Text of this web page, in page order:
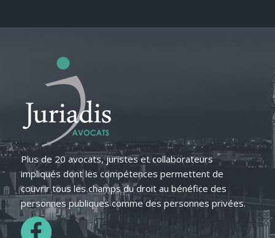
Plus de 20 avocats, juristes et collaborateurs
impliqués dont les compétences permettent de
couvrir tous les champs du droit au bénéfice des
personnes publiques comme des personnes privées.